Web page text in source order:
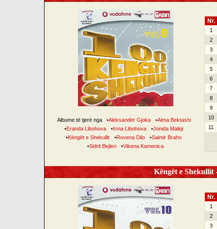
Albume të tjerë nga •Aleksandër Gjoka •Alma Bektashi
•Eranda Libohova •Irma Libohova •Jonida Maliqi
•Këngët e Shekullit •Rovena Dilo •Saimir Braho
•Sidrit Bejleri •Vikena Kamenica
Nr.
1
2
3
4
5
6
7
8
9
10
11
Këngët e
Nr.
1
2
3